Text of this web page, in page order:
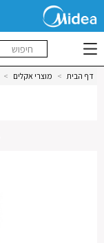
דף הבית > מוצרי אקלים >